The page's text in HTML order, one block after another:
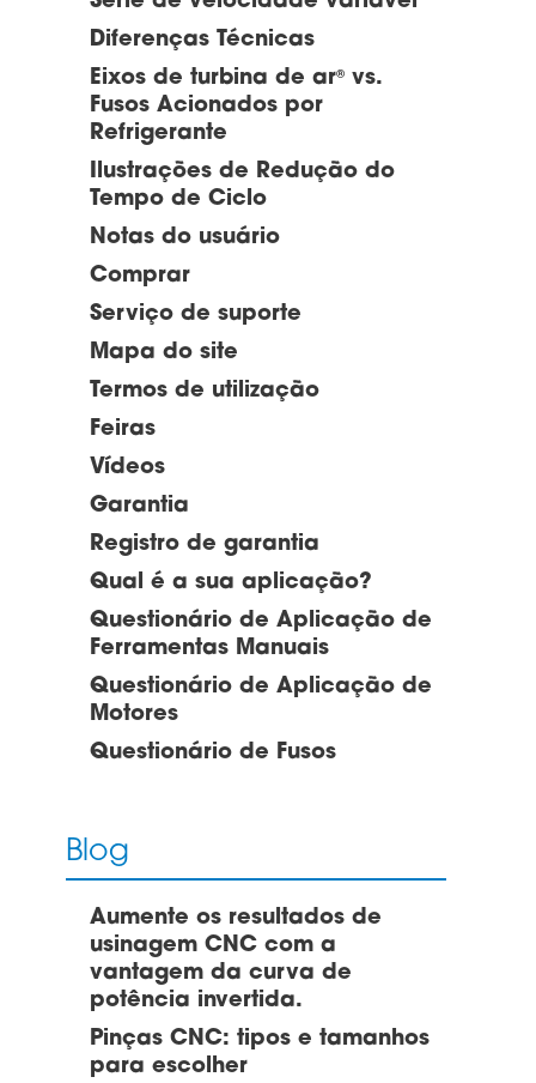
Diferenças Técnicas
Eixos de turbina de ar®
vs.
Fusos Acionados por
Refrigerante
Ilustrações de Redução do
Tempo de Ciclo
Notas do usuário
Comprar
Serviço de suporte
Mapa do site
Termos de utilização
Feiras
Vídeos
Garantia
Registro de garantia
Qual é a sua aplicação?
Questionário de Aplicação de
Ferramentas Manuais
Questionário de Aplicação de
Motores
Questionário de Fusos
Blog
Aumente os resultados de
usinagem CNC com a
vantagem da curva de
potência invertida.
Pinças CNC: tipos e tamanhos
para escolher